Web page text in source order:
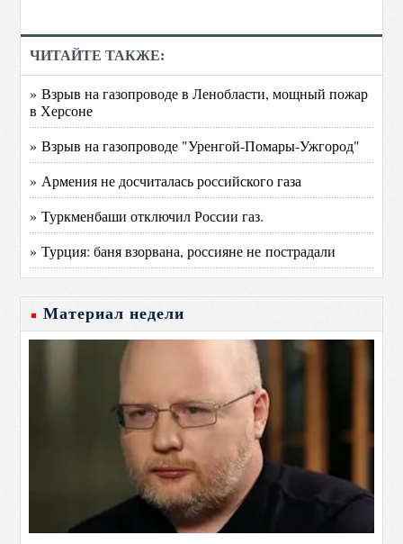
ЧИТАЙТЕ ТАКЖЕ:
» Взрыв на газопроводе в Ленобласти, мощный пожар
в Херсоне
» Взрыв на газопроводе "Уренгой-Помары-Ужгород"
» Армения не досчиталась российского газа
» Туркменбаши отключил России газ.
» Турция: баня взорвана, россияне не пострадали
Материал недели